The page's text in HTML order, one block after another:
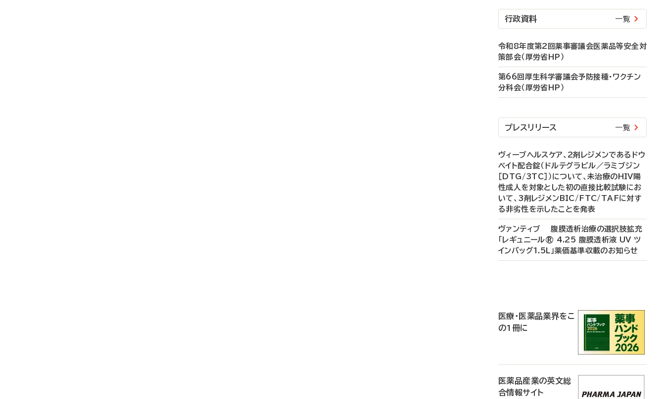
行政資料 一覧
令和8年度第2回薬事審議会医薬品等安全対
策部会（厚労省HP）
第66回厚生科学審議会予防接種・ワクチン
分科会（厚労省HP）
プレスリリース 一覧
ヴィーブヘルスケア、2剤レジメンであるドウ
ベイト配合錠（ドルテグラビル／ラミブジン
［DTG/3TC］）について、未治療のHIV陽
性成人を対象とした初の直接比較試験にお
いて、3剤レジメンBIC/FTC/TAFに対す
る非劣性を示したことを発表
ヴァンティブ 腹膜透析治療の選択肢拡充
「レギュニール® 4.25 腹膜透析液 UV ツ
インバッグ1.5L」薬価基準収載のお知らせ
医療・医薬品業界をこ
の1冊に
医薬品産業の英文総
合情報サイト